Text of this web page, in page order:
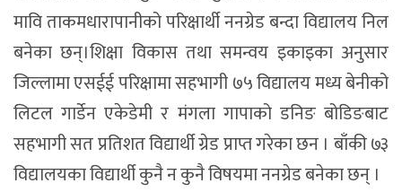
मावि ताकमधारापानीको परिक्षार्थी ननग्रेड बन्दा विद्यालय निल
बनेका छन्।शिक्षा विकास तथा समन्वय इकाइका अनुसार
जिल्लामा एसईई परिक्षामा सहभागी ७५ विद्यालय मध्य बेनीको
लिटल गार्डेन एकेडेमी र मंगला गापाको डनिङ बोडिङबाट
सहभागी सत प्रतिशत विद्यार्थी ग्रेड प्राप्त गरेका छन । बाँकी ७३
विद्यालयका विद्यार्थी कुनै न कुनै विषयमा ननग्रेड बनेका छन् ।